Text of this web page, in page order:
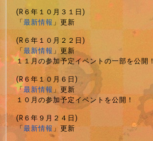
(R６年１０月３１日)
「最新情報」更新
(R６年１０月２２日)
「最新情報」更新
１１月の参加予定イベントの一部を公開！
(R６年１０月６日)
「最新情報」更新
１０月の参加予定イベントを公開！
(R６年９月２４日)
「最新情報」更新